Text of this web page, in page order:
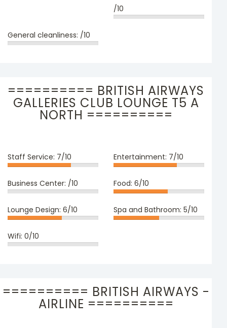
/10
General cleanliness: /10
========== BRITISH AIRWAYS
GALLERIES CLUB LOUNGE T5 A
NORTH ==========
Staff Service: 7/10 Entertainment: 7/10
Business Center: /10 Food: 6/10
Lounge Design: 6/10 Spa and Bathroom: 5/10
Wifi: 0/10
========== BRITISH AIRWAYS -
AIRLINE ==========